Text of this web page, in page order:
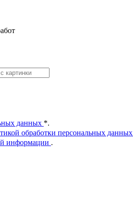
данных *.
обработки персональных данных
информации .